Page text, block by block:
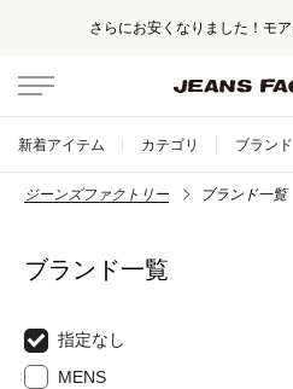
対象アイテム
新着アイテム カテゴリ ブランド
ジーンズファクトリー ブランド一覧
ブランド一覧
指定なし
MENS